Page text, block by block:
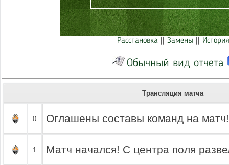
Расстановка Замены
Обычный вид отчета
Трансляция матча
0 Оглашены составы команд на матч!
1 Матч начался! С центра поля